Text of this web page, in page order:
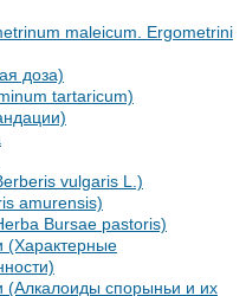
maleicum. Ergometrini
доза)
tartaricum)
vulgaris L.)
amurensis)
Bursae pastoris)
(Характерные
спорыньи и их